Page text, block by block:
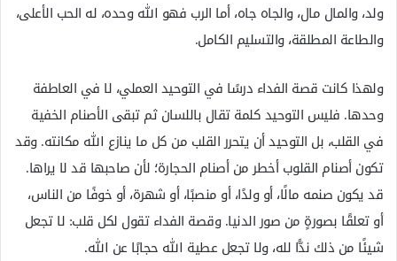
ولد، والمال مال، والجاه جاه، أما الرب فهو الله وحده، له الحب الأعلى،
والطاعة المطلقة، والتسليم الكامل.
ولهذا كانت قصة الفداء درسًا في التوحيد العملي، لا في العاطفة
وحدها. فليس التوحيد كلمة تقال باللسان ثم تبقى الأصنام الخفية
في القلب، بل التوحيد أن يتحرر القلب من كل ما ينازع الله مكانته. وقد
تكون أصنام القلوب أخطر من أصنام الحجارة؛ لأن صاحبها قد لا يراها.
قد يكون صنمه مالًا، أو ولدًا، أو منصبًا، أو شهرة، أو خوفًا من الناس،
أو تعلقًا بصورةٍ من صور الدنيا. وقصة الفداء تقول لكل قلب: لا تجعل
شيئًا من ذلك ندًّا لله، ولا تجعل عطية الله حجابًا عن الله.